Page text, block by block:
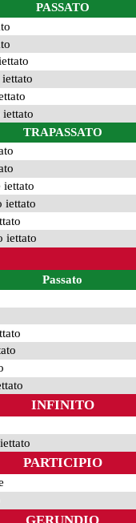
PASSATO
TRAPASSATO
iettato
iettato
iettato
Passato
INFINITO
PARTICIPIO
GERUNDIO